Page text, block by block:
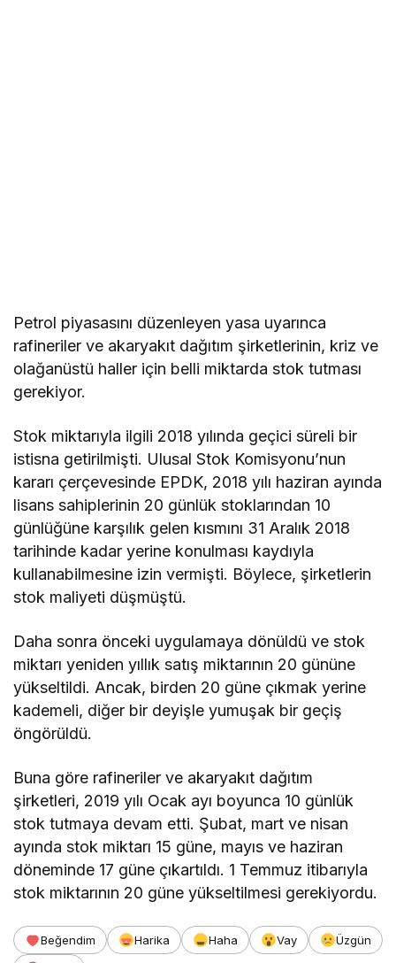
Petrol piyasasını düzenleyen yasa uyarınca
rafineriler ve akaryakıt dağıtım şirketlerinin, kriz ve
olağanüstü haller için belli miktarda stok tutması
gerekiyor.
Stok miktarıyla ilgili 2018 yılında geçici süreli bir
istisna getirilmişti. Ulusal Stok Komisyonu’nun
kararı çerçevesinde EPDK, 2018 yılı haziran ayında
lisans sahiplerinin 20 günlük stoklarından 10
günlüğüne karşılık gelen kısmını 31 Aralık 2018
tarihinde kadar yerine konulması kaydıyla
kullanabilmesine izin vermişti. Böylece, şirketlerin
stok maliyeti düşmüştü.
Daha sonra önceki uygulamaya dönüldü ve stok
miktarı yeniden yıllık satış miktarının 20 gününe
yükseltildi. Ancak, birden 20 güne çıkmak yerine
kademeli, diğer bir deyişle yumuşak bir geçiş
öngörüldü.
Buna göre rafineriler ve akaryakıt dağıtım
şirketleri, 2019 yılı Ocak ayı boyunca 10 günlük
stok tutmaya devam etti. Şubat, mart ve nisan
ayında stok miktarı 15 güne, mayıs ve haziran
döneminde 17 güne çıkartıldı. 1 Temmuz itibarıyla
stok miktarının 20 güne yükseltilmesi gerekiyordu.
Beğendim Harika Haha Vay
Üzgün